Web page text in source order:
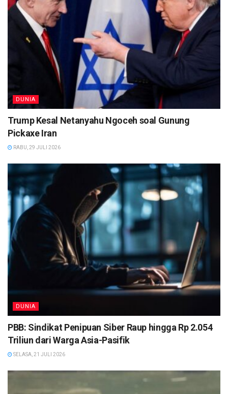
DUNIA
Trump Kesal Netanyahu Ngoceh soal Gunung
Pickaxe Iran
RABU, 29 JULI 2026
DUNIA
PBB: Sindikat Penipuan Siber Raup hingga Rp 2.054
Triliun dari Warga Asia-Pasifik
SELASA, 21 JULI 2026